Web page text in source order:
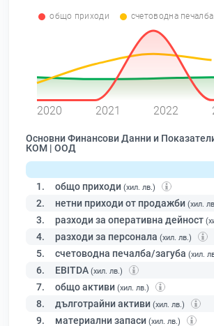
общо приходи счетоводна печалба
2020 2021 2022
Основни Финансови Данни и
КОМ | ООД
1. общо приходи (хил. лв.)
2. нетни приходи от продажби (хил.
3. разходи за оперативна дейност
4. разходи за персонала (хил. лв.)
5. счетоводна печалба/загуба (хил.
6. EBITDA (хил. лв.)
7. общо активи (хил. лв.)
8. дълготрайни активи (хил. лв.)
9. материални запаси (хил. лв.)